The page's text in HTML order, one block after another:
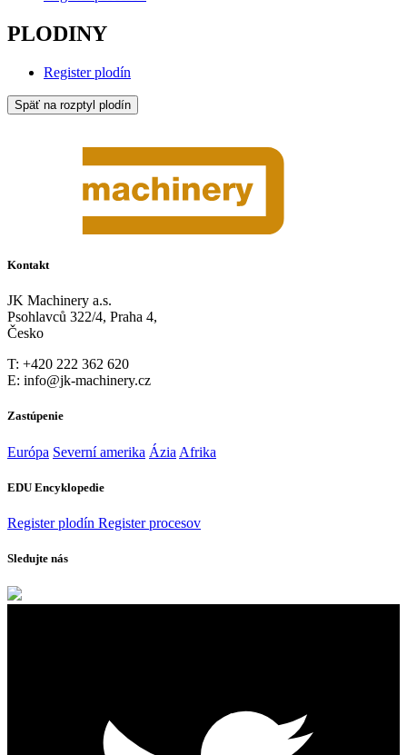
PLODINY
Register plodín
Späť na rozptyl plodín
Kontakt
JK Machinery a.s.
Psohlavců 322/4, Praha 4,
Česko
T: +420 222 362 620
E: info@jk-machinery.cz
Zastúpenie
Európa Severní amerika Ázia Afrika
EDU Encyklopedie
Register plodín Register procesov
Sledujte nás